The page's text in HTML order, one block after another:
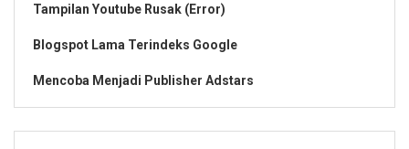
Tampilan Youtube Rusak (Error)
Blogspot Lama Terindeks Google
Mencoba Menjadi Publisher Adstars